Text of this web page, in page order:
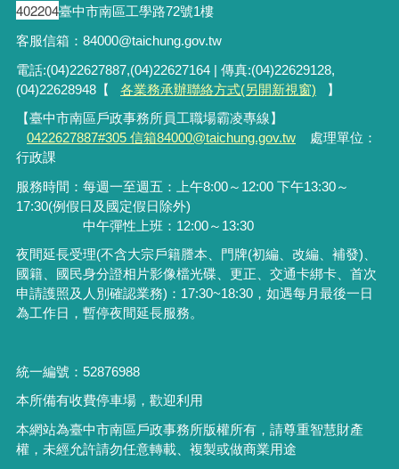
402204臺中市南區工學路72號1樓
客服信箱：84000@taichung.gov.tw
電話:(04)22627887,(04)22627164 | 傳真:(04)22629128,
(04)22628948【
各業務承辦聯絡方式(另開新視窗)
】
【臺中市南區戶政事務所員工職場霸凌專線】
0422627887#305 信箱84000@taichung.gov.tw
處理單位：
行政課
服務時間：每週一至週五：上午8:00～12:00 下午13:30～
17:30(例假日及國定假日除外)
中午彈性上班：12:00～13:30
夜間延長受理(不含大宗戶籍謄本、門牌(初編、改編、補發)
國籍、國民身分證相片影像檔光碟、更正、交通卡綁卡、首次
申請護照及人別確認業務) ： 17:30~18:30，如遇每月最後一日
為工作日，暫停夜間延長服務。
統一編號：52876988
本所備有收費停車場，歡迎利用
本網站為臺中市南區戶政事務所版權所有，請尊重智慧財產
權，未經允許請勿任意轉載、複製或做商業用途